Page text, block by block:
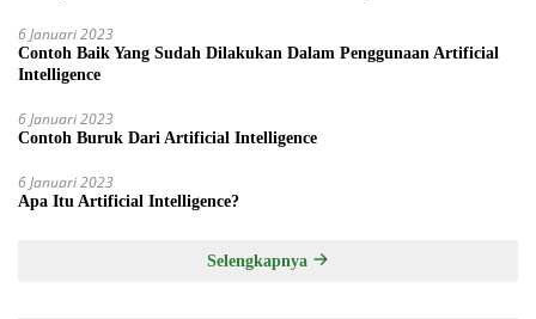
6 Januari 2023
Contoh Baik Yang Sudah Dilakukan Dalam Penggunaan Artificial
Intelligence
6 Januari 2023
Contoh Buruk Dari Artificial Intelligence
6 Januari 2023
Apa Itu Artificial Intelligence?
Selengkapnya